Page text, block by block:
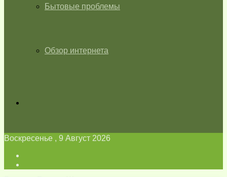
Бытовые проблемы
Обзор интернета
Воскресенье , 9 Август 2026